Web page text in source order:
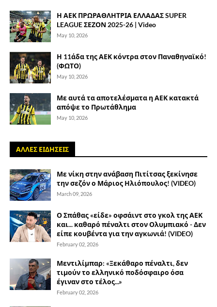
Η ΑΕΚ ΠΡΩΡΑΘΛΗΤΡΙΑ ΕΛΛΑΔΑΣ SUPER
LEAGUE ΣΕΖΟΝ 2025-26 | Video
May 10, 2026
Η 11άδα της ΑΕΚ κόντρα στον Παναθηναϊκό!
(ΦΩΤΟ)
May 10, 2026
Με αυτά τα αποτελέσματα η ΑΕΚ κατακτά
απόψε το Πρωτάθλημα
May 10, 2026
ΑΛΛΕΣ ΕΙΔΗΣΕΙΣ
Με νίκη στην ανάβαση Πιτίτσας ξεκίνησε
την σεζόν ο Μάριος Ηλιόπουλος! (VIDEO)
March 09, 2026
Ο Σπάθας «είδε» οφσάιντ στο γκολ της ΑΕΚ
και... καθαρό πέναλτι στον Ολυμπιακό - Δεν
είπε κουβέντα για την αγκωνιά! (VIDEO)
February 02, 2026
Μεντιλίμπαρ: «Ξεκάθαρο πέναλτι, δεν
τιμούν το ελληνικό ποδόσφαιρο όσα
έγιναν στο τέλος...»
February 02, 2026